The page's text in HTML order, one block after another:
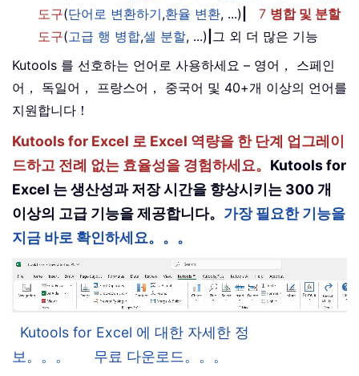
도구(단어로 변환하기,환율 변환, ...) 7 병합 및 분할
도구(고급 행 병합,셀 분할, ...) 그 외 더 많은 기능
Kutools 를 선호하는 언어로 사용하세요 – 영어， 스페인
어， 독일어， 프랑스어， 중국어 및 40+개 이상의 언어를
지원합니다！
Kutools for Excel 로 Excel 역량을 한 단계 업그레이
드하고 전례 없는 효율성을 경험하세요。 Kutools for
Excel 는 생산성과 저장 시간을 향상시키는 300 개
이상의 고급 기능을 제공합니다。 가장 필요한 기능을
지금 바로 확인하세요。。。
Kutools for Excel 에 대한 자세한 정
보。。。
무료 다운로드。。。